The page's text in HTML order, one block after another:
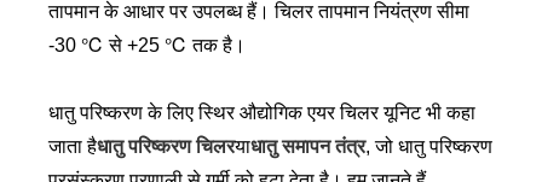
तापमान के आधार पर उपलब्ध हैं। चिलर तापमान नियंत्रण सीमा
-30 ℃ से +25 ℃ तक है।
धातु परिष्करण के लिए स्थिर औद्योगिक एयर चिलर यूनिट भी कहा
जाता हैधातु परिष्करण चिलरयाधातु समापन तंत्र, जो धातु परिष्करण